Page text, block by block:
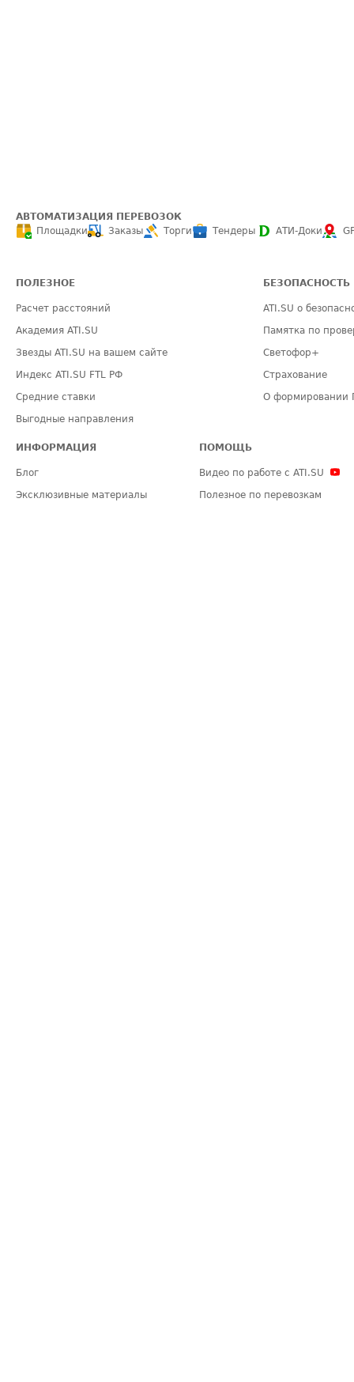
АВТОМАТИЗАЦИЯ ПЕРЕВОЗОК
Площадки
Заказы Торги Тендеры АТИ-Доки
ПОЛЕЗНОЕ
Расчет расстояний
Академия ATI.SU
Звезды ATI.SU на вашем сайте
Индекс ATI.SU FTL РФ
Средние ставки
Выгодные направления
БЕЗОПАСНОСТЬ
ATI.SU о
Памятка по
Светофор+
Страхование
О формировании
ИНФОРМАЦИЯ
Блог
Эксклюзивные материалы
ПОМОЩЬ
Видео по работе с ATI.SU
Полезное по перевозкам